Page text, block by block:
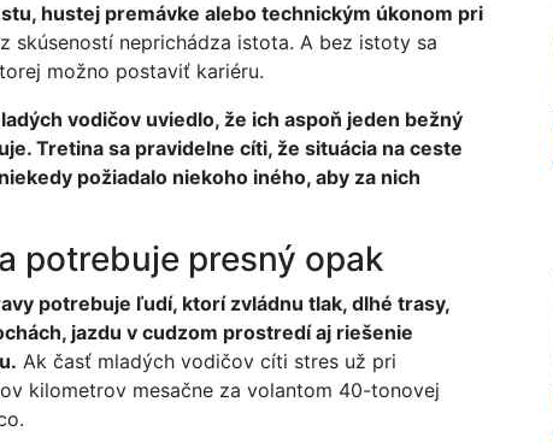
hustej premávke alebo technickým úkonom pri
skúseností neprichádza istota. A bez istoty sa
možno postaviť kariéru.
vodičov uviedlo, že ich aspoň jeden bežný
Tretina sa pravidelne cíti, že situácia na ceste
požiadalo niekoho iného, aby za nich
potrebuje presný opak
potrebuje ľudí, ktorí zvládnu tlak, dlhé trasy,
jazdu v cudzom prostredí aj riešenie
Ak časť mladých vodičov cíti stres už pri
kilometrov mesačne za volantom 40-tonovej